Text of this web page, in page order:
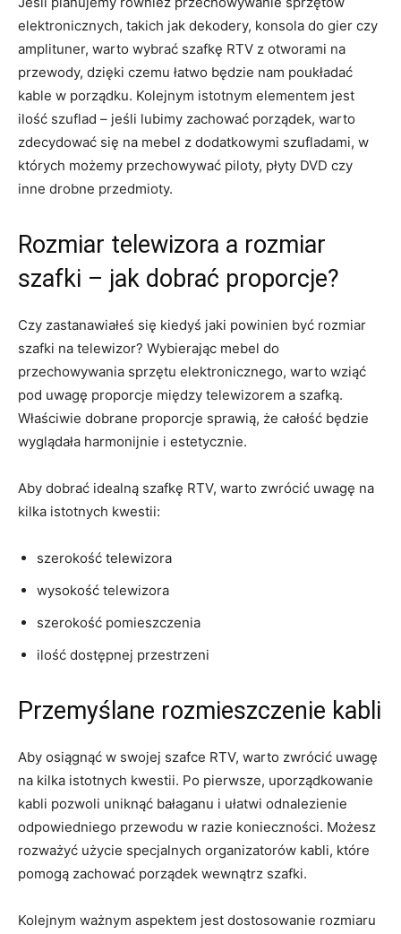
elektronicznych, takich ​jak dekodery, konsola do ⁢gier ⁢czy
amplituner, warto ​wybrać szafkę RTV​ z ⁣otworami ‍na
⁤przewody, dzięki czemu łatwo⁣ będzie nam poukładać​
kable w porządku. ‌Kolejnym istotnym ‌elementem jest
ilość szuflad – jeśli lubimy zachować porządek, warto
zdecydować się na mebel z dodatkowymi‍ szufladami,⁣ w
których możemy ⁢przechowywać piloty, płyty ⁤DVD czy⁢
inne drobne przedmioty.
Rozmiar ‌telewizora a‍ rozmiar
szafki – jak dobrać proporcje?
Czy zastanawiałeś się kiedyś‌ jaki powinien‌ być rozmiar
szafki ‍na telewizor? Wybierając mebel do
przechowywania sprzętu elektronicznego, warto⁤ wziąć
pod uwagę proporcje między⁤ telewizorem a szafką.
Właściwie ‍dobrane proporcje sprawią, że całość będzie
wyglądała⁣ harmonijnie i⁢ estetycznie.
Aby ⁤dobrać idealną szafkę RTV, ‍warto zwrócić uwagę na
kilka istotnych kwestii:
szerokość telewizora
wysokość telewizora
szerokość ​pomieszczenia
ilość dostępnej przestrzeni
Przemyślane rozmieszczenie kabli
Aby osiągnąć w⁤ swojej szafce RTV, warto zwrócić uwagę
na⁣ kilka istotnych kwestii. ​Po pierwsze, uporządkowanie
kabli pozwoli uniknąć bałaganu‍ i ułatwi‍ odnalezienie‌
odpowiedniego przewodu w razie konieczności. Możesz
⁣rozważyć użycie specjalnych ⁢organizatorów kabli, które
pomogą zachować ⁤porządek wewnątrz ⁣szafki.
Kolejnym⁣ ważnym‍ aspektem jest dostosowanie rozmiaru